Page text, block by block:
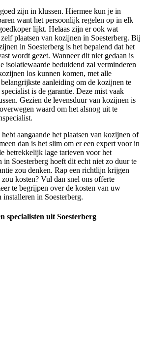
zijn in klussen. Hiermee kun je in
want het persoonlijk regelen op in elk
lijkt. Helaas zijn er ook wat
plaatsen van kozijnen in Soesterberg. Bij
in Soesterberg is het bepalend dat het
wordt gezet. Wanneer dit niet gedaan is
isolatiewaarde beduidend zal verminderen
los kunnen komen, met alle
aanleiding om de kozijnen te
is de garantie. Deze mist vaak
Gezien de levensduur van kozijnen is
waard om het alsnog uit te
aangaande het plaatsen van kozijnen of
dan is het slim om er een expert voor in
betrekkelijk lage tarieven voor het
in Soesterberg hoeft dit echt niet zo duur te
zou denken. Rap een richtlijn krijgen
kosten? Vul dan snel ons offerte
te begrijpen over de kosten van uw
in Soesterberg.
specialisten uit Soesterberg